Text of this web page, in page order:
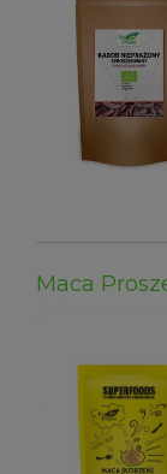
Maca